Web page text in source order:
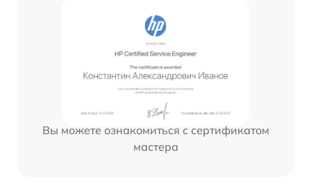
Вы можете ознакомиться с сертификатом
мастера